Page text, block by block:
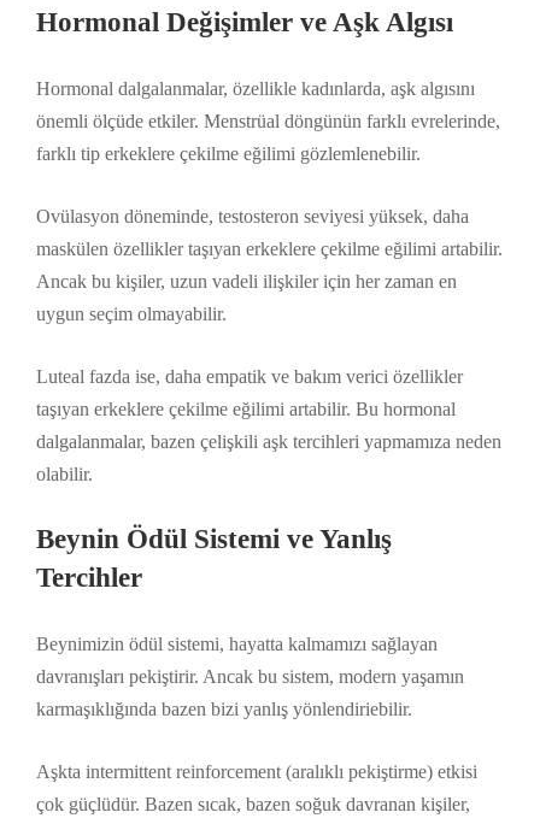
Hormonal Değişimler ve Aşk Algısı
Hormonal dalgalanmalar, özellikle kadınlarda, aşk algısını
önemli ölçüde etkiler. Menstrüal döngünün farklı evrelerinde,
farklı tip erkeklere çekilme eğilimi gözlemlenebilir.
Ovülasyon döneminde, testosteron seviyesi yüksek, daha
maskülen özellikler taşıyan erkeklere çekilme eğilimi artabilir.
Ancak bu kişiler, uzun vadeli ilişkiler için her zaman en
uygun seçim olmayabilir.
Luteal fazda ise, daha empatik ve bakım verici özellikler
taşıyan erkeklere çekilme eğilimi artabilir. Bu hormonal
dalgalanmalar, bazen çelişkili aşk tercihleri yapmamıza neden
olabilir.
Beynin Ödül Sistemi ve Yanlış
Tercihler
Beynimizin ödül sistemi, hayatta kalmamızı sağlayan
davranışları pekiştirir. Ancak bu sistem, modern yaşamın
karmaşıklığında bazen bizi yanlış yönlendiriebilir.
Aşkta intermittent reinforcement (aralıklı pekiştirme) etkisi
çok güçlüdür. Bazen sıcak, bazen soğuk davranan kişiler,